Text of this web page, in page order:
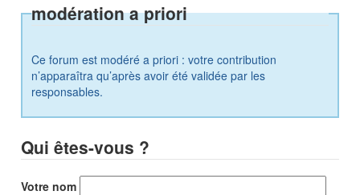
modération a priori
Ce forum est modéré a priori : votre contribution
n’apparaîtra qu’après avoir été validée par les
responsables.
Qui êtes-vous ?
Votre nom